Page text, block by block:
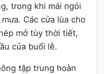
trong khi mái ngói
Các cửa lùa cho
mở tùy thời tiết,
của buổi lễ.
tập trung hoàn